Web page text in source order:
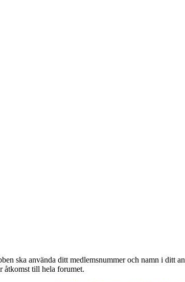
ska använda ditt medlemsnummer och namn i
åtkomst till hela forumet.